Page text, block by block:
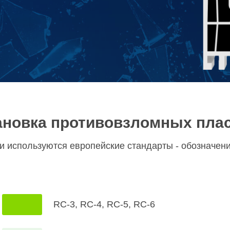
противовзломных
используются европейские стандарты -
RC-3, RC-4, RC-5, RC-6